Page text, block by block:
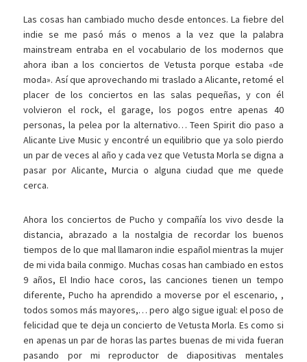
Las cosas han cambiado mucho desde entonces. La fiebre del
indie se me pasó más o menos a la vez que la palabra
mainstream entraba en el vocabulario de los modernos que
ahora iban a los conciertos de Vetusta porque estaba «de
moda». Así que aprovechando mi traslado a Alicante, retomé el
placer de los conciertos en las salas pequeñas, y con él
volvieron el rock, el garage, los pogos entre apenas 40
personas, la pelea por la alternativo… Teen Spirit dio paso a
Alicante Live Music y encontré un equilibrio que ya solo pierdo
un par de veces al año y cada vez que Vetusta Morla se digna a
pasar por Alicante, Murcia o alguna ciudad que me quede
cerca.
Ahora los conciertos de Pucho y compañía los vivo desde la
distancia, abrazado a la nostalgia de recordar los buenos
tiempos de lo que mal llamaron indie español mientras la mujer
de mi vida baila conmigo. Muchas cosas han cambiado en estos
9 años, El Indio hace coros, las canciones tienen un tempo
diferente, Pucho ha aprendido a moverse por el escenario, ,
todos somos más mayores,… pero algo sigue igual: el poso de
felicidad que te deja un concierto de Vetusta Morla. Es como si
en apenas un par de horas las partes buenas de mi vida fueran
pasando por mi reproductor de diapositivas mentales